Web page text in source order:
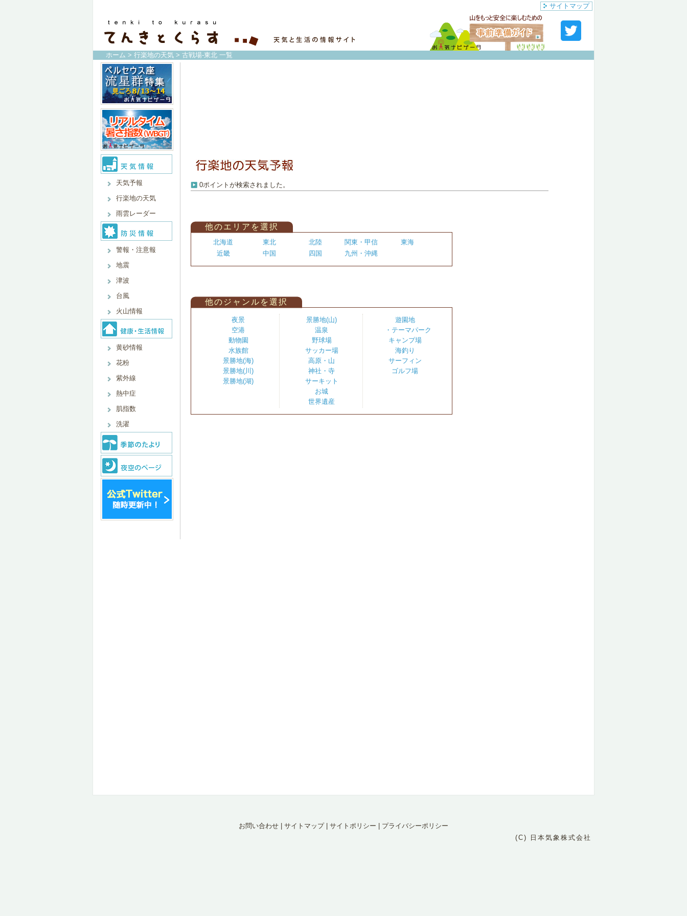
サイトマップ
ホーム > 行楽地の天気 > 古戦場-東北 一覧
天気予報
行楽地の天気
雨雲レーダー
警報・注意報
地震
津波
台風
火山情報
黄砂情報
花粉
紫外線
熱中症
肌指数
洗濯
0ポイントが検索されました。
他のエリアを選択
北海道 東北 北陸 関東・甲信
東海
近畿
中国 四国 九州・沖縄
他のジャンルを選択
夜景
空港
動物園
水族館
景勝地(海)
景勝地(川)
景勝地(湖)
景勝地(山)
温泉
野球場
サッカー場
高原・山
神社・寺
サーキット
お城
世界遺産
遊園地
・テーマパーク
キャンプ場
海釣り
サーフィン
ゴルフ場
お問い合わせ サイトマップ| サイトポリシー
プライバシーポリシー
(C) 日本気象株式会社